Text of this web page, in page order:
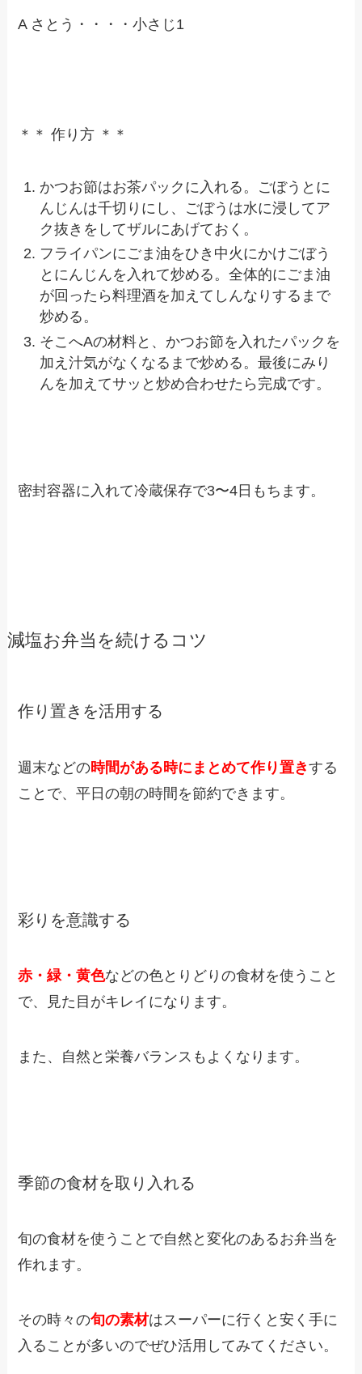
A さとう・・・・小さじ1
＊＊ 作り方 ＊＊
かつお節はお茶パックに入れる。ごぼうとに
んじんは千切りにし、ごぼうは水に浸してア
ク抜きをしてザルにあげておく。
フライパンにごま油をひき中火にかけごぼう
とにんじんを入れて炒める。全体的にごま油
が回ったら料理酒を加えてしんなりするまで
炒める。
そこへAの材料と、かつお節を入れたパックを
加え汁気がなくなるまで炒める。最後にみり
んを加えてサッと炒め合わせたら完成です。
密封容器に入れて冷蔵保存で3〜4日もちます。
減塩お弁当を続けるコツ
作り置きを活用する
週末などの時間がある時にまとめて作り置きする
ことで、平日の朝の時間を節約できます。
彩りを意識する
赤・緑・黄色などの色とりどりの食材を使うこと
で、見た目がキレイになります。
また、自然と栄養バランスもよくなります。
季節の食材を取り入れる
旬の食材を使うことで自然と変化のあるお弁当を
作れます。
その時々の旬の素材はスーパーに行くと安く手に
入ることが多いのでぜひ活用してみてください。